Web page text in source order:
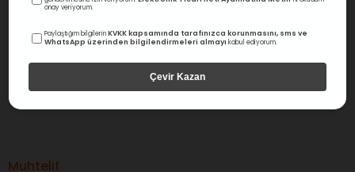
Muhtelif
onay veriyorum.
Paylaştığım bilgilerinKVKK kapsamında tarafınızca korunmasını, sms ve
WhatsApp üzerinden bilgilendirmeleri almayı kabul ediyorum.
Çevir Kazan